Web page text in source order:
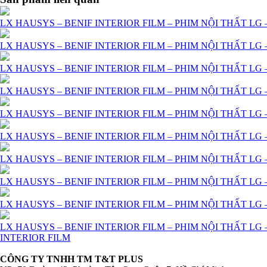
LX HAUSYS – BENIF INTERIOR FILM – PHIM NỘI THẤT LG
LX HAUSYS – BENIF INTERIOR FILM – PHIM NỘI THẤT LG
LX HAUSYS – BENIF INTERIOR FILM – PHIM NỘI THẤT LG
LX HAUSYS – BENIF INTERIOR FILM – PHIM NỘI THẤT LG
LX HAUSYS – BENIF INTERIOR FILM – PHIM NỘI THẤT LG
LX HAUSYS – BENIF INTERIOR FILM – PHIM NỘI THẤT LG
LX HAUSYS – BENIF INTERIOR FILM – PHIM NỘI THẤT LG
LX HAUSYS – BENIF INTERIOR FILM – PHIM NỘI THẤT LG
LX HAUSYS – BENIF INTERIOR FILM – PHIM NỘI THẤT LG –
LX HAUSYS – BENIF INTERIOR FILM – PHIM NỘI THẤT LG
INTERIOR FILM
CÔNG TY TNHH TM T&T PLUS